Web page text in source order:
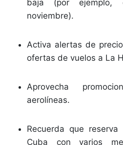
baja (por ejemplo,
noviembre).
Activa alertas de
ofertas de vuelos a La
Aprovecha
aerolíneas.
Recuerda que
Cuba con varios